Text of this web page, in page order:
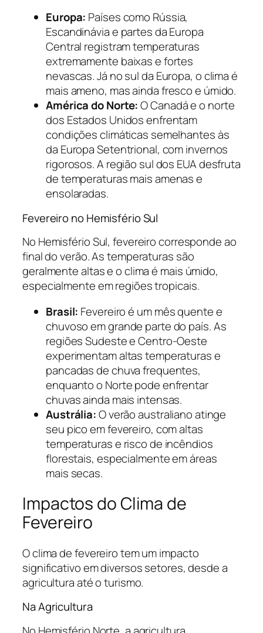
Europa: Países como Rússia,
Escandinávia e partes da Europa
Central registram temperaturas
extremamente baixas e fortes
nevascas. Já no sul da Europa, o clima é
mais ameno, mas ainda fresco e úmido.
América do Norte:O Canadá e o norte
dos Estados Unidos enfrentam
condições climáticas semelhantes às
da Europa Setentrional, com invernos
rigorosos. A região sul dos EUA desfruta
de temperaturas mais amenas e
ensolaradas.
Fevereiro no Hemisfério Sul
No Hemisfério Sul, fevereiro corresponde ao
final do verão. As temperaturas são
geralmente altas e o clima é mais úmido,
especialmente em regiões tropicais.
Brasil: Fevereiro é um mês quente e
chuvoso em grande parte do país. As
regiões Sudeste e Centro-Oeste
experimentam altas temperaturas e
pancadas de chuva frequentes,
enquanto o Norte pode enfrentar
chuvas ainda mais intensas.
Austrália:O verão australiano atinge
seu pico em fevereiro, com altas
temperaturas e risco de incêndios
florestais, especialmente em áreas
mais secas.
Impactos do Clima de
Fevereiro
O clima de fevereiro tem um impacto
significativo em diversos setores, desde a
agricultura até o turismo.
Na Agricultura